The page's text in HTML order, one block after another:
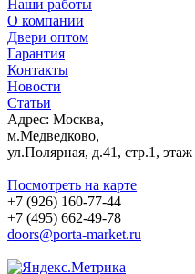
Наши работы
О компании
Двери оптом
Гарантия
Контакты
Новости
Статьи
Адрес: Москва,
м.Медведково,
ул.Полярная, д.41, стр.1,
Посмотреть на карте
+7 (926) 160-77-44
+7 (495) 662-49-78
doors@porta-market.ru